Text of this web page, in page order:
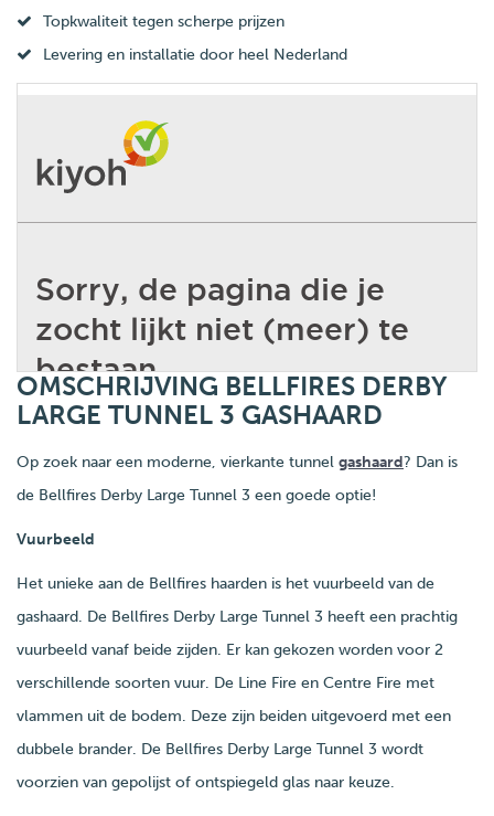
Topkwaliteit tegen scherpe prijzen
Levering en installatie door heel Nederland
OMSCHRIJVING BELLFIRES DERBY
LARGE TUNNEL 3 GASHAARD
Op zoek naar een moderne, vierkante tunnel gashaard? Dan is
de Bellfires Derby Large Tunnel 3 een goede optie!
Vuurbeeld
Het unieke aan de Bellfires haarden is het vuurbeeld van de
gashaard. De Bellfires Derby Large Tunnel 3 heeft een prachtig
vuurbeeld vanaf beide zijden. Er kan gekozen worden voor 2
verschillende soorten vuur. De Line Fire en Centre Fire met
vlammen uit de bodem. Deze zijn beiden uitgevoerd met een
dubbele brander. De Bellfires Derby Large Tunnel 3 wordt
voorzien van gepolijst of ontspiegeld glas naar keuze.